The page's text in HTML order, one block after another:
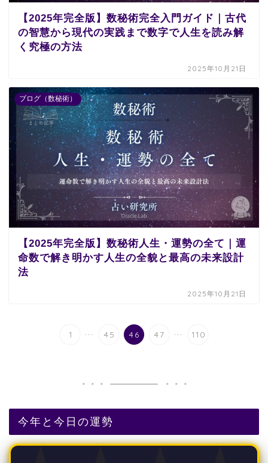
【2025年完全版】数秘術完全入門ガイド｜古代
の智慧から現代の実践まで数字で人生を読み解
く究極の方法
2025年10月21日
ブログ（数秘術）
【2025年完全版】数秘術人生・運勢の全て｜運
命数で解き明かす人生の全貌と最高の未来設計
法
2025年10月21日
1 ... 45 46 47 ... 110
今年と今日の運勢